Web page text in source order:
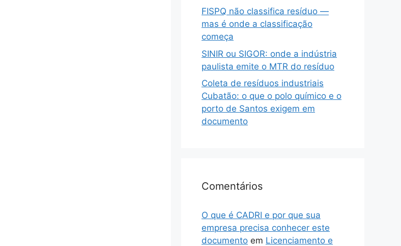
FISPQ não classifica resíduo —
mas é onde a classificação
começa
SINIR ou SIGOR: onde a indústria
paulista emite o MTR do resíduo
Coleta de resíduos industriais
Cubatão: o que o polo químico e o
porto de Santos exigem em
documento
Comentários
O que é CADRI e por que sua
empresa precisa conhecer este
documento em Licenciamento e